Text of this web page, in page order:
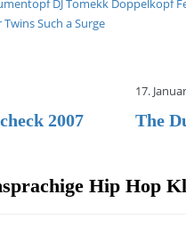
DJ Tomekk Doppelkopf
TwinsSuch a Surge
2007
17.
The
Hip Hop